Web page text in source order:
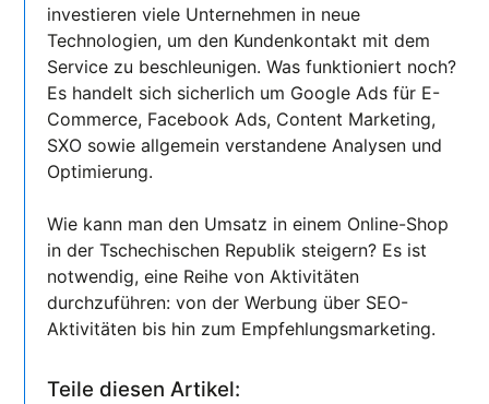
investieren viele Unternehmen in neue
Technologien, um den Kundenkontakt mit dem
Service zu beschleunigen. Was funktioniert noch?
Es handelt sich sicherlich um Google Ads für E-
Commerce, Facebook Ads, Content Marketing,
SXO sowie allgemein verstandene Analysen und
Optimierung.
Wie kann man den Umsatz in einem Online-Shop
in der Tschechischen Republik steigern? Es ist
notwendig, eine Reihe von Aktivitäten
durchzuführen: von der Werbung über SEO-
Aktivitäten bis hin zum Empfehlungsmarketing.
Teile diesen Artikel: